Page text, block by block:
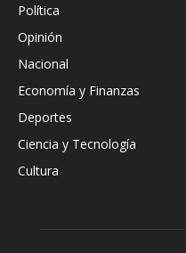
Política
Opinión
Nacional
Economía y Finanzas
Deportes
Ciencia y Tecnología
Cultura